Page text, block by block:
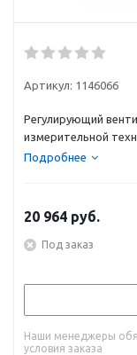
Артикул: 1146066
Регулирующий
измерительной
Подробнее
20 964 руб.
Под заказ
Наши менеджеры
условия заказа